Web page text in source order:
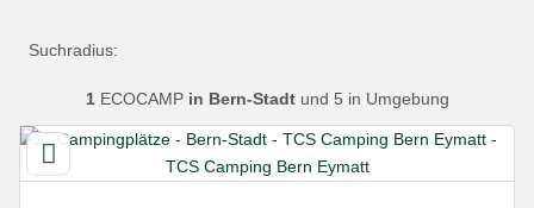
Suchradius:
1ECOCAMP in Bern-Stadtund 5 in Umgebung